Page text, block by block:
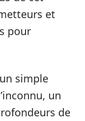
et
pour
simple
un
de